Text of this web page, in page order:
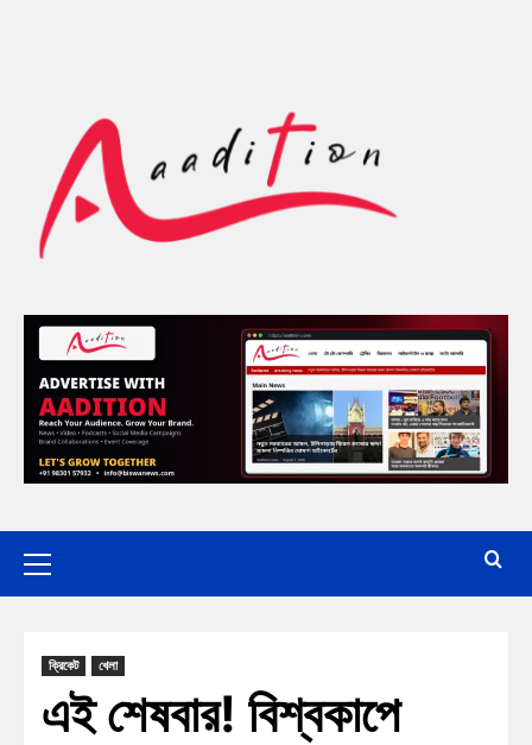
ক্রিকেট খেলা
এই শেষবার! বিশ্বকাপে